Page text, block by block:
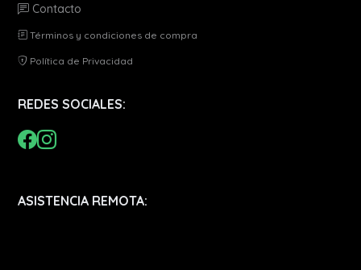
Contacto
Términos y condiciones de compra
Política de Privacidad
REDES SOCIALES:
ASISTENCIA REMOTA: